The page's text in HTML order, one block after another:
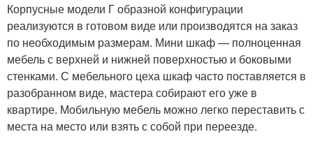
Корпусные модели Г образной конфигурации
реализуются в готовом виде или производятся на заказ
по необходимым размерам. Мини шкаф — полноценная
мебель с верхней и нижней поверхностью и боковыми
стенками. С мебельного цеха шкаф часто поставляется в
разобранном виде, мастера собирают его уже в
квартире. Мобильную мебель можно легко переставить с
места на место или взять с собой при переезде.